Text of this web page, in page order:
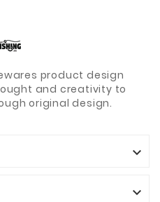
product design
and creativity to
original design.

